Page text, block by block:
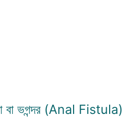
বা ভগন্দর (Anal Fistula)